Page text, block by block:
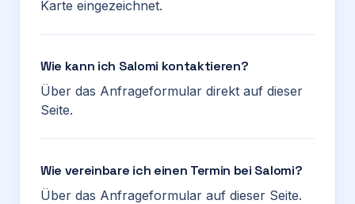
Karte eingezeichnet.
Wie kann ich Salomi kontaktieren?
Über das Anfrageformular direkt auf dieser
Seite.
Wie vereinbare ich einen Termin bei Salomi?
Über das Anfrageformular auf dieser Seite.